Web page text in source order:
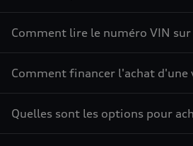
Comment lire le numéro VIN
Comment financer l'achat d'une
Quelles sont les options pour